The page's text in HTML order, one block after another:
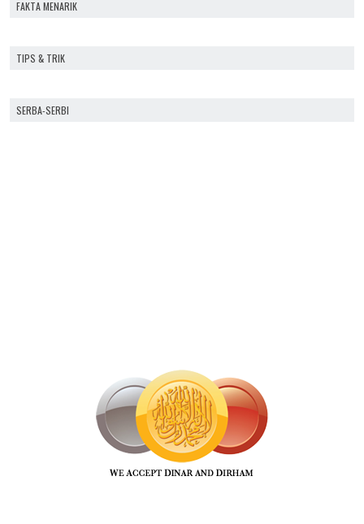
FAKTA MENARIK
TIPS & TRIK
SERBA-SERBI